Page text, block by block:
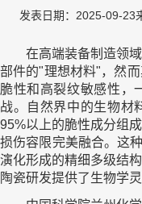
发表日期：2025-09-23
在高端装备制造领
部件的"理想材料"，然
脆性和高裂纹敏感性，
战。自然界中的生物材
95%以上的脆性成分组
损伤容限完美融合。这
演化形成的精细多级结
陶瓷研发提供了生物学灵